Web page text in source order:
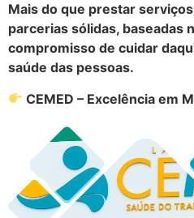
Mais do que prestar
parcerias sólidas, baseadas
compromisso de cuidar
saúde das pessoas.
CEMED – Excelência em